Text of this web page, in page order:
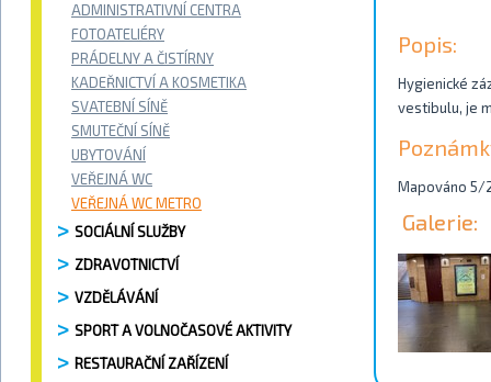
ADMINISTRATIVNÍ CENTRA
FOTOATELIÉRY
PRÁDELNY A ČISTÍRNY
KADEŘNICTVÍ A KOSMETIKA
SVATEBNÍ SÍNĚ
SMUTEČNÍ SÍNĚ
UBYTOVÁNÍ
VEŘEJNÁ WC
VEŘEJNÁ WC METRO
SOCIÁLNÍ SLUŽBY
ZDRAVOTNICTVÍ
VZDĚLÁVÁNÍ
SPORT A VOLNOČASOVÉ AKTIVITY
RESTAURAČNÍ ZAŘÍZENÍ
Popis:
Hygienické
vestibulu, je
Mapováno 5/
Galerie: